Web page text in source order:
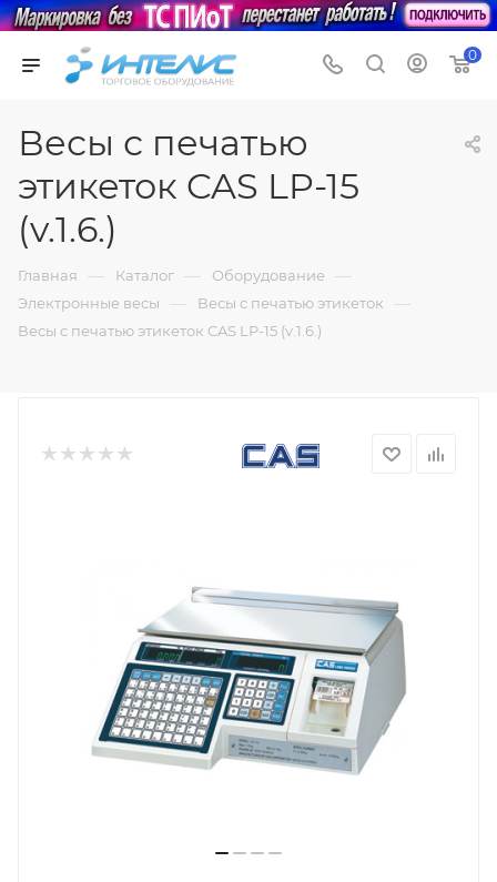
0
Весы с печатью
этикеток CAS LP-15
(v.1.6.)
Главная — Каталог — Оборудование —
Электронные весы — Весы с печатью этикеток —
Весы с печатью этикеток CAS LP-15 (v.1.6.)